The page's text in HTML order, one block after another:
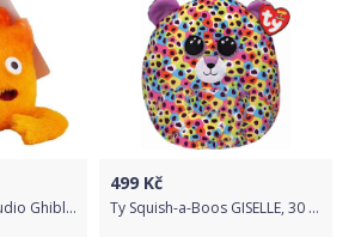
Sun Arrow Plyšák studio Ghibli - Calcifer
499 Kč
Ty Squish-a-Boos GISELLE, 30 cm - rainbow leopard with horn (1)